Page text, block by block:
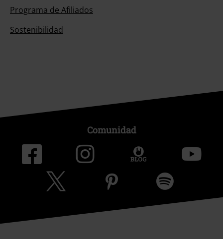
Programa de Afiliados
Sostenibilidad
Comunidad